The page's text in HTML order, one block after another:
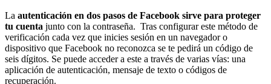
La autenticación en dos pasos de Facebook sirve para proteger
tu cuenta junto con la contraseña. Tras configurar este método de
verificación cada vez que inicies sesión en un navegador o
dispositivo que Facebook no reconozca se te pedirá un código de
seis dígitos. Se puede acceder a este a través de varias vías: una
aplicación de autenticación, mensaje de texto o códigos de
recuperación.